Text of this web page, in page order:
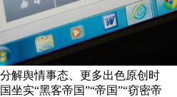
解舆情事态、更多出色原创时
坐实“黑客帝国”“帝国”“窃密帝